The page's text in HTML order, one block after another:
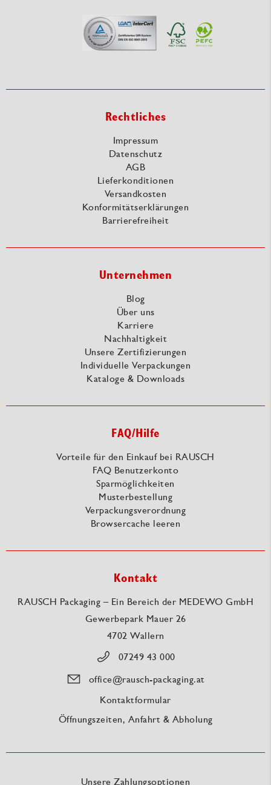
Rechtliches
Impressum
Datenschutz
AGB
Lieferkonditionen
Versandkosten
Konformitätserklärungen
Barrierefreiheit
Unternehmen
Blog
Über uns
Karriere
Nachhaltigkeit
Unsere Zertifizierungen
Individuelle Verpackungen
Kataloge & Downloads
FAQ/Hilfe
Vorteile für den Einkauf bei RAUSCH
FAQ Benutzerkonto
Sparmöglichkeiten
Musterbestellung
Verpackungsverordnung
Browsercache leeren
Kontakt
RAUSCH Packaging – Ein Bereich der MEDEWO GmbH
Gewerbepark Mauer 26
4702 Wallern
07249 43 000
office@rausch-packaging.at
Kontaktformular
Öffnungszeiten, Anfahrt & Abholung
Unsere Zahlungsoptionen